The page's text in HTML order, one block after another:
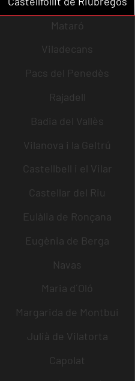
Mataró
Viladecans
Pacs del Penedès
Rajadell
Badia del Vallès
Vilanova i la Geltrú
Castellbell i el Vilar
Castellar del Riu
Eulàlia de Ronçana
Eugènia de Berga
Navas
Maria d´Oló
Margarida de Montbui
Julià de Vilatorta
Capolat